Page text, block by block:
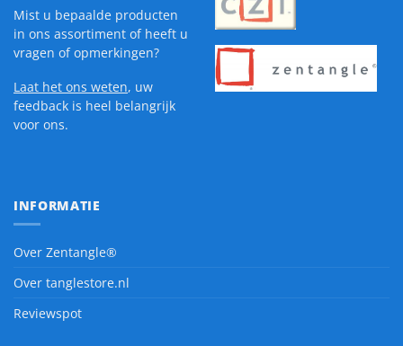
Mist u bepaalde producten
in ons assortiment of heeft u
vragen of opmerkingen?
Laat het ons weten, uw
feedback is heel belangrijk
voor ons.
INFORMATIE
Over Zentangle®
Over tanglestore.nl
Reviewspot